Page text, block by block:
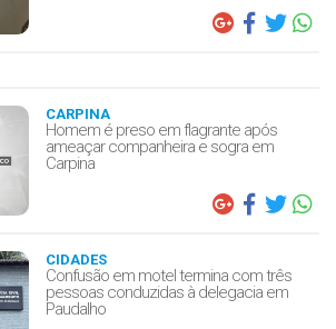
CARPINA
Homem é preso em flagrante após
ameaçar companheira e sogra em
Carpina
CIDADES
Confusão em motel termina com três
pessoas conduzidas à delegacia em
Paudalho